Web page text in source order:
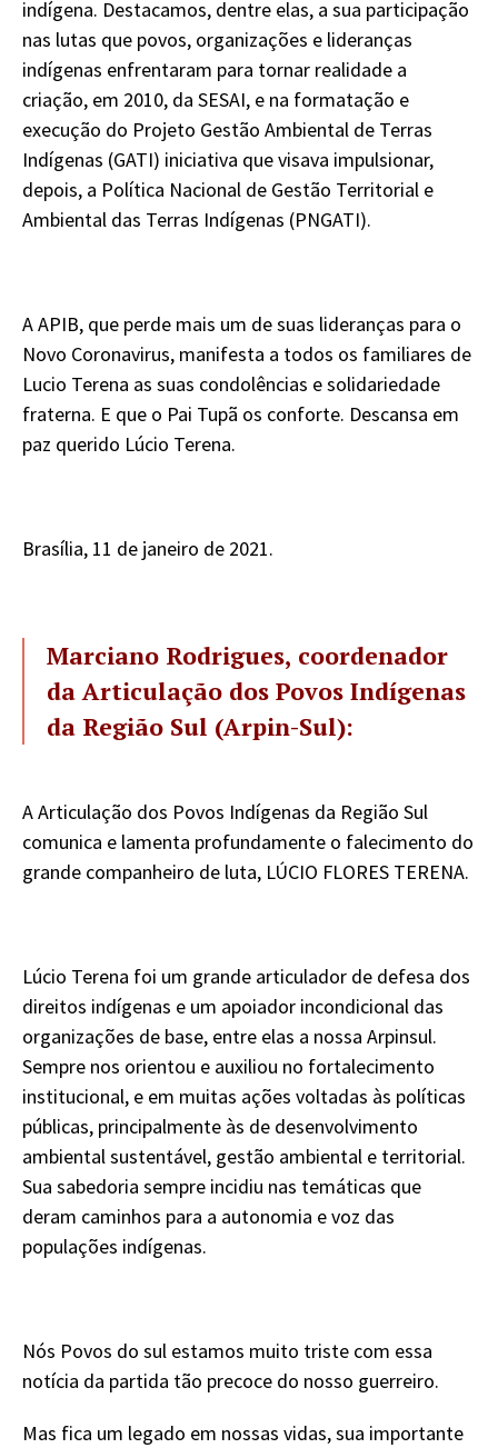
indígena. Destacamos, dentre elas, a sua participação
nas lutas que povos, organizações e lideranças
indígenas enfrentaram para tornar realidade a
criação, em 2010, da SESAI, e na formatação e
execução do Projeto Gestão Ambiental de Terras
Indígenas (GATI) iniciativa que visava impulsionar,
depois, a Política Nacional de Gestão Territorial e
Ambiental das Terras Indígenas (PNGATI).
A APIB, que perde mais um de suas lideranças para o
Novo Coronavirus, manifesta a todos os familiares de
Lucio Terena as suas condolências e solidariedade
fraterna. E que o Pai Tupã os conforte. Descansa em
paz querido Lúcio Terena.
Brasília, 11 de janeiro de 2021.
Marciano Rodrigues, coordenador
da Articulação dos Povos Indígenas
da Região Sul (Arpin-Sul):
A Articulação dos Povos Indígenas da Região Sul
comunica e lamenta profundamente o falecimento do
grande companheiro de luta, LÚCIO FLORES TERENA.
Lúcio Terena foi um grande articulador de defesa dos
direitos indígenas e um apoiador incondicional das
organizações de base, entre elas a nossa Arpinsul.
Sempre nos orientou e auxiliou no fortalecimento
institucional, e em muitas ações voltadas às políticas
públicas, principalmente às de desenvolvimento
ambiental sustentável, gestão ambiental e territorial.
Sua sabedoria sempre incidiu nas temáticas que
deram caminhos para a autonomia e voz das
populações indígenas.
Nós Povos do sul estamos muito triste com essa
notícia da partida tão precoce do nosso guerreiro.
Mas fica um legado em nossas vidas, sua importante